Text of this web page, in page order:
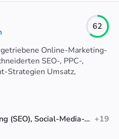
62
Online-Marketing-
SEO-, PPC-,
Strategien Umsatz,
steigert.
Suchmaschinenoptimierung (SEO), Social-Media-Werbung, Google-Anzeigen +19